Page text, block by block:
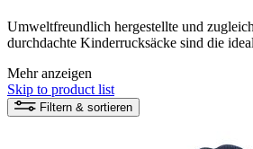
Umweltfreundlich hergestellte und
durchdachte Kinderrucksäcke sind die
Bewegungsfreiheit unterstützen möchten.
Kinder sind aus nachhaltigen Materialien
praktische Funktionen wie gepolsterte
Mehr anzeigen
Skip to product list
Filtern & sortieren